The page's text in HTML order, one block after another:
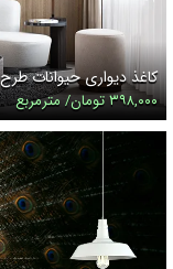
کاغذ دیواری حیوانات
۳۹۸,۰۰۰ تومان/ مترمربع